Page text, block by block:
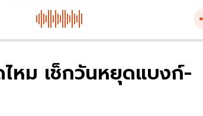
หม เช็กวันหยุดแบงก์-